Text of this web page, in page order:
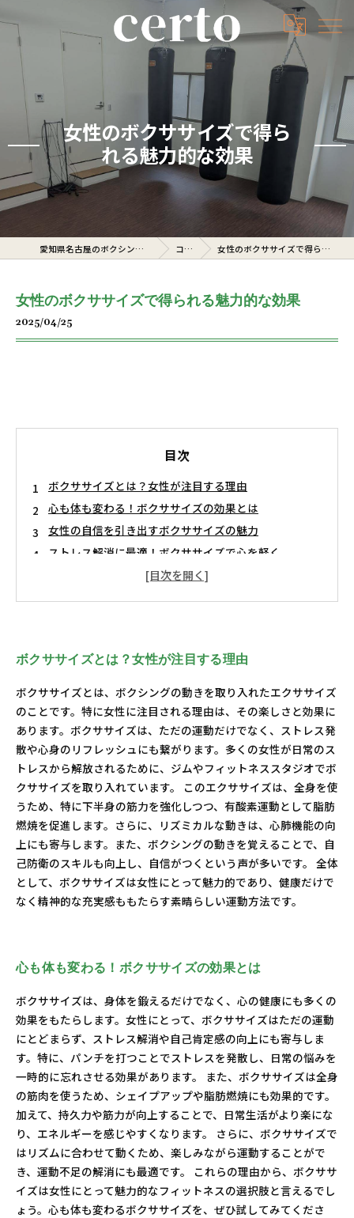
女性のボクササイズで得ら
れる魅力的な効果
愛知県名古屋のボクシングジムならcerto コラム 女性のボクササイズで得られる魅力的な効果
女性のボクササイズで得られる魅力的な効果
2025/04/25
目次
ボクササイズとは？女性が注目する理由
心も体も変わる！ボクササイズの効果とは
女性の自信を引き出すボクササイズの魅力
ストレス解消に最適！ボクササイズで心を軽く
美しい身体を手に入れるためのボクササイズの方程式
ボクササイズとは？女性が注目する理由
ボクササイズとは、ボクシングの動きを取り入れたエクササイズ
のことです。特に女性に注目される理由は、その楽しさと効果に
あります。ボクササイズは、ただの運動だけでなく、ストレス発
散や心身のリフレッシュにも繋がります。多くの女性が日常のス
トレスから解放されるために、ジムやフィットネススタジオでボ
クササイズを取り入れています。 このエクササイズは、全身を使
うため、特に下半身の筋力を強化しつつ、有酸素運動として脂肪
燃焼を促進します。さらに、リズミカルな動きは、心肺機能の向
上にも寄与します。また、ボクシングの動きを覚えることで、自
己防衛のスキルも向上し、自信がつくという声が多いです。 全体
として、ボクササイズは女性にとって魅力的であり、健康だけで
なく精神的な充実感ももたらす素晴らしい運動方法です。
心も体も変わる！ボクササイズの効果とは
ボクササイズは、身体を鍛えるだけでなく、心の健康にも多くの
効果をもたらします。女性にとって、ボクササイズはただの運動
にとどまらず、ストレス解消や自己肯定感の向上にも寄与しま
す。特に、パンチを打つことでストレスを発散し、日常の悩みを
一時的に忘れさせる効果があります。 また、ボクササイズは全身
の筋肉を使うため、シェイプアップや脂肪燃焼にも効果的です。
加えて、持久力や筋力が向上することで、日常生活がより楽にな
り、エネルギーを感じやすくなります。 さらに、ボクササイズで
はリズムに合わせて動くため、楽しみながら運動することがで
き、運動不足の解消にも最適です。 これらの理由から、ボクササ
イズは女性にとって魅力的なフィットネスの選択肢と言えるでし
ょう。心も体も変わるボクササイズを、ぜひ試してみてくださ